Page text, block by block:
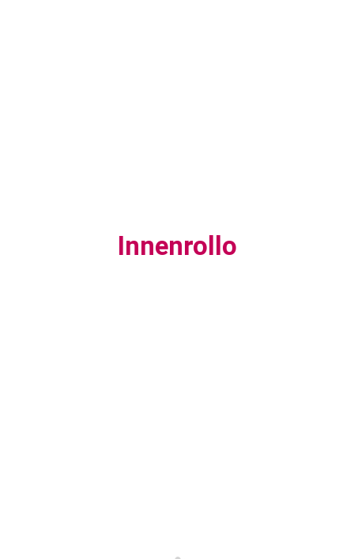
Innenrollo